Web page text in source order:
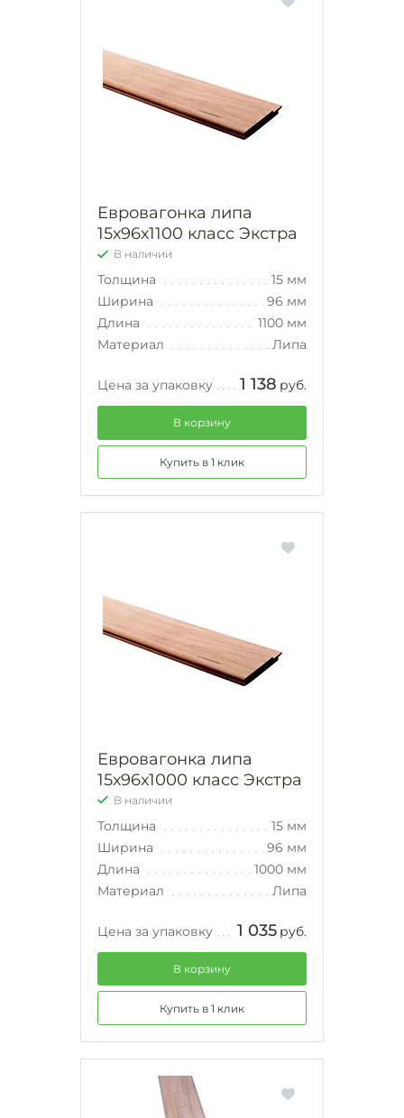
Евровагонка липа
15х96х1100 класс Экстра
В наличии
Толщина
15 мм
Ширина
96 мм
Длина
1100 мм
Материал
Липа
Цена за упаковку 1 138 руб.
В корзину
Купить в 1 клик
Евровагонка липа
15х96х1000 класс Экстра
В наличии
Толщина
15 мм
Ширина
96 мм
Длина
1000 мм
Материал
Липа
Цена за упаковку 1 035 руб.
В корзину
Купить в 1 клик